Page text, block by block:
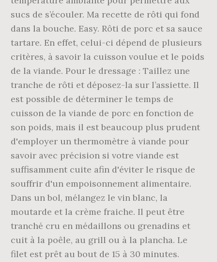
sucs de s’écouler. Ma recette de rôti qui fond
dans la bouche. Easy. Rôti de porc et sa sauce
tartare. En effet, celui-ci dépend de plusieurs
critères, à savoir la cuisson voulue et le poids
de la viande. Pour le dressage : Taillez une
tranche de rôti et déposez-la sur l’assiette. Il
est possible de déterminer le temps de
cuisson de la viande de porc en fonction de
son poids, mais il est beaucoup plus prudent
d'employer un thermomètre à viande pour
savoir avec précision si votre viande est
suffisamment cuite afin d'éviter le risque de
souffrir d'un empoisonnement alimentaire.
Dans un bol, mélangez le vin blanc, la
moutarde et la crème fraiche. Il peut être
tranché cru en médaillons ou grenadins et
cuit à la poêle, au grill ou à la plancha. Le
filet est prêt au bout de 15 à 30 minutes.